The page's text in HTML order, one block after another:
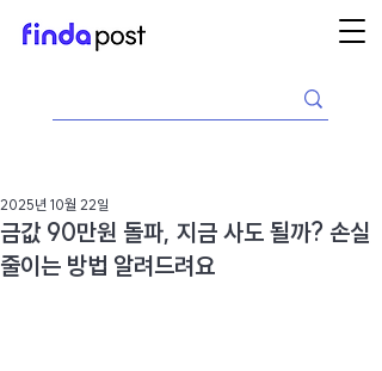
금값 90만원 돌파, 지금 사도 될까? 손실
줄이는 방법 알려드려요
2025년 10월 22일